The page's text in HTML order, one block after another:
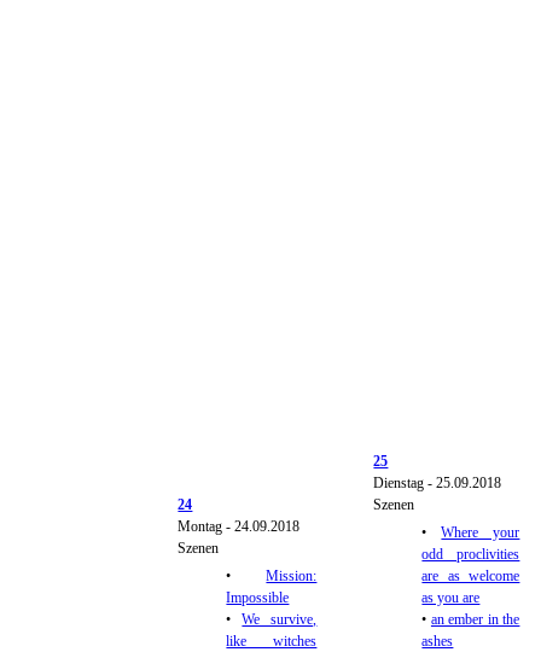
24
Montag - 24.09.2018
Szenen
•Mission:
Impossible
•We survive,
like witches
25
Dienstag - 25.09.2018
Szenen
•Where your
odd proclivities
are as welcome
as you are
• an ember in the
ashes